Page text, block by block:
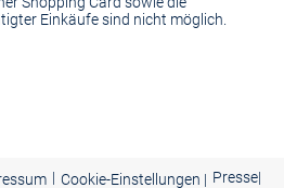
Einkäufe sind nicht möglich.
| Cookie-Einstellungen | Presse|